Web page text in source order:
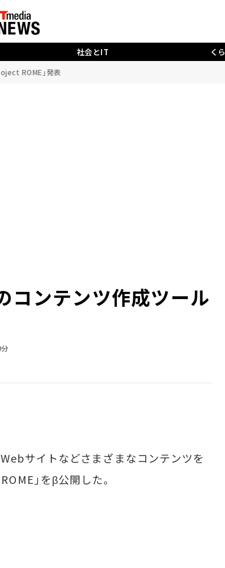
社会とIT く
ROME」発表
コンテンツ作成ツール
サイトなどさまざまなコンテンツを
」をβ公開した。